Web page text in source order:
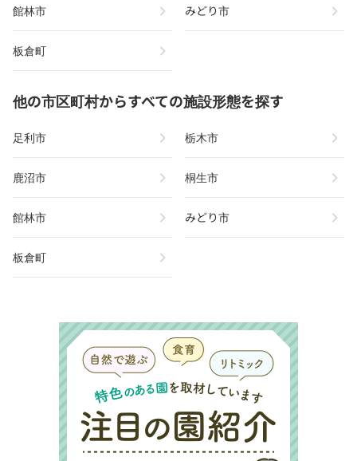
館林市 chevron_right みどり市 chevron_right
板倉町 chevron_right
他の市区町村からすべての施設形態を探す
足利市 chevron_right 栃木市 chevron_right
鹿沼市 chevron_right 桐生市 chevron_right
館林市 chevron_right みどり市 chevron_right
板倉町 chevron_right